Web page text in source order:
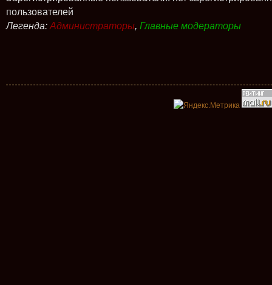
пользователей
Легенда: Администраторы, Главные модераторы